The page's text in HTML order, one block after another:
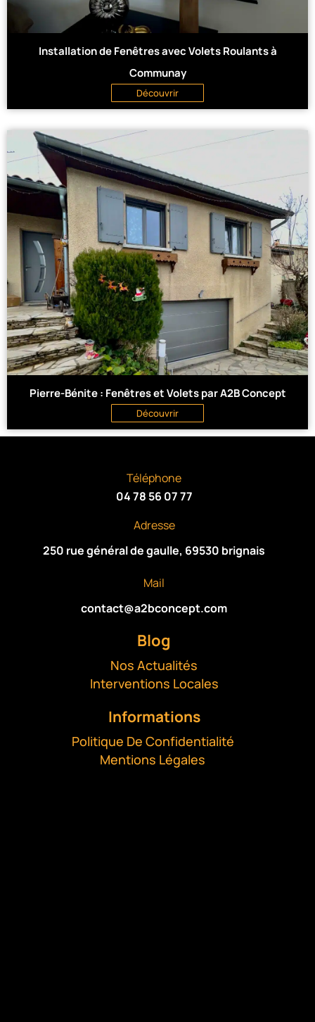
Installation de Fenêtres avec Volets Roulants à
Communay
Découvrir
Pierre-Bénite : Fenêtres et Volets par A2B Concept
Découvrir
Téléphone
04 78 56 07 77
Adresse
250 rue général de gaulle, 69530 brignais
Mail
contact@a2bconcept.com
Blog
Nos Actualités
Interventions Locales
Informations
Politique De Confidentialité
Mentions Légales